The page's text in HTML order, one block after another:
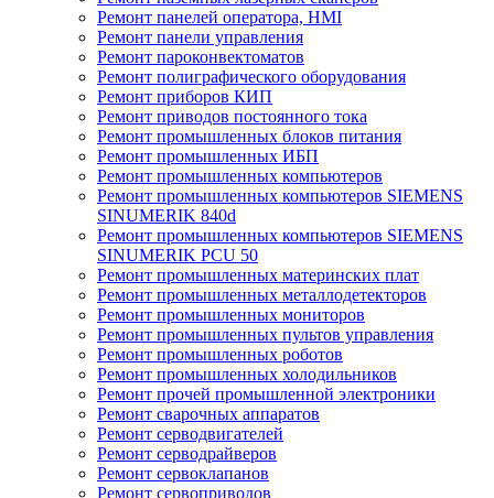
Ремонт панелей оператора, HMI
Ремонт панели управления
Ремонт пароконвектоматов
Ремонт полиграфического оборудования
Ремонт приборов КИП
Ремонт приводов постоянного тока
Ремонт промышленных блоков питания
Ремонт промышленных ИБП
Ремонт промышленных компьютеров
Ремонт промышленных компьютеров SIEMENS
SINUMERIK 840d
Ремонт промышленных компьютеров SIEMENS
SINUMERIK PCU 50
Ремонт промышленных материнских плат
Ремонт промышленных металлодетекторов
Ремонт промышленных мониторов
Ремонт промышленных пультов управления
Ремонт промышленных роботов
Ремонт промышленных холодильников
Ремонт прочей промышленной электроники
Ремонт сварочных аппаратов
Ремонт серводвигателей
Ремонт серводрайверов
Ремонт сервоклапанов
Ремонт сервоприводов